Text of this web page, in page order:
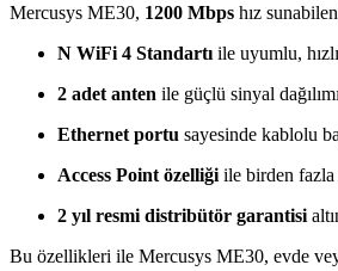
Mercusys ME30, 1200 Mbps hız
N WiFi 4 Standartı ile uyumlu,
2 adet anten ile güçlü sinyal
Ethernet portu sayesinde kablolu
Access Point özelliği ile birden fazla
2 yıl resmi distribütör garantisi
Bu özellikleri ile Mercusys ME30, evde